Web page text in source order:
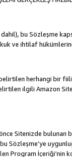
bu Sözleşme
ve ihtilaf
herhangi bir
ilgili Amazon
Sitenizde bulunan
Sözleşme’ye
İçeriği’nin